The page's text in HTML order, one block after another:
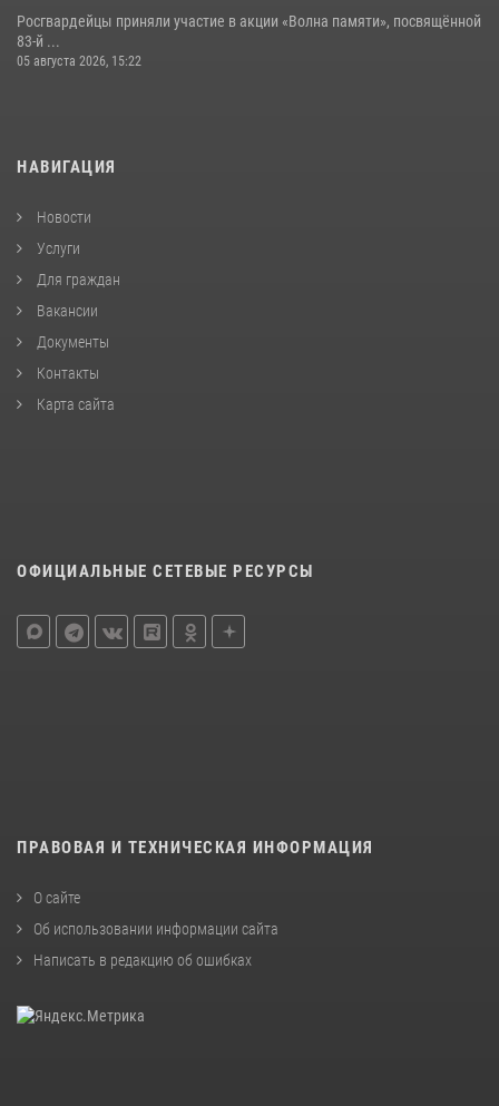
Росгвардейцы приняли участие в акции «Волна памяти», посвящённой
83‑й ...
05 августа 2026, 15:22
НАВИГАЦИЯ
Новости
Услуги
Для граждан
Вакансии
Документы
Контакты
Карта сайта
ОФИЦИАЛЬНЫЕ СЕТЕВЫЕ РЕСУРСЫ
ПРАВОВАЯ И ТЕХНИЧЕСКАЯ ИНФОРМАЦИЯ
О сайте
Об использовании информации сайта
Написать в редакцию об ошибках